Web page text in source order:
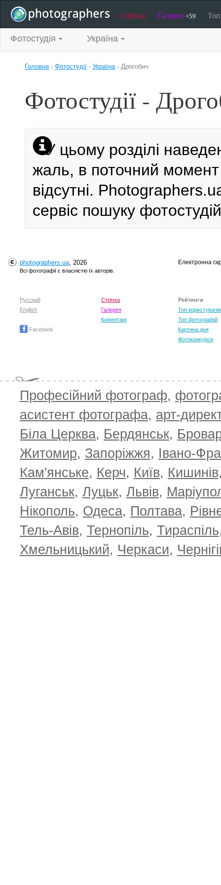
Стрічка Галерея +59
Фотостудія Україна
Головна› Фотостудії › Україна› Дрогобич
Фотостудії -
У цьому розділі
жаль, в поточний момент
відсутні.
сервіс пошуку
photographers.ua, 2026
Всі фотографії є власністю їх авторів.
Електронна
Русский
English
Facebook
Стрічка
Галерея
Коментарі
Рейтинги
Топ користувачів
Топ фотографій
Картина дня
Фотоконкурси
Професійний фотограф,
асистент фотографа, арт-
Біла Церква, Бердянськ,
Житомир, Запоріжжя, Івано-
Кам'янське, Керч, Київ, Кишинів
Луганськ, Луцьк, Львів,
Нікополь, Одеса, Полтава,
Тель-Авів, Тернопіль, Тираспіль
Хмельницький, Черкаси,